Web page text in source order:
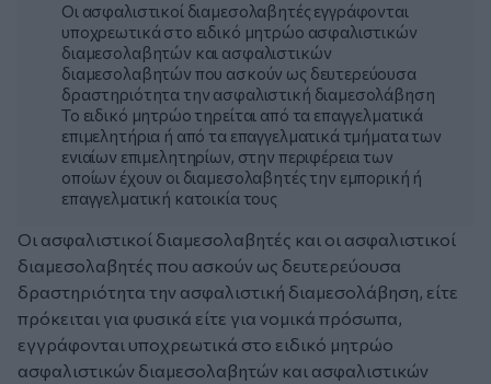
Οι ασφαλιστικοί διαμεσολαβητές εγγράφονται
υποχρεωτικά στο ειδικό μητρώο ασφαλιστικών
διαμεσολαβητών και ασφαλιστικών
διαμεσολαβητών που ασκούν ως δευτερεύουσα
δραστηριότητα την ασφαλιστική διαμεσολάβηση
Το ειδικό μητρώο τηρείται από τα επαγγελματικά
επιμελητήρια ή από τα επαγγελματικά τμήματα των
ενιαίων επιμελητηρίων, στην περιφέρεια των
οποίων έχουν οι διαμεσολαβητές την εμπορική ή
επαγγελματική κατοικία τους
Οι ασφαλιστικοί διαμεσολαβητές και οι ασφαλιστικοί
διαμεσολαβητές που ασκούν ως δευτερεύουσα
δραστηριότητα την ασφαλιστική διαμεσολάβηση, είτε
πρόκειται για φυσικά είτε για νομικά πρόσωπα,
εγγράφονται υποχρεωτικά στο ειδικό μητρώο
ασφαλιστικών διαμεσολαβητών και ασφαλιστικών